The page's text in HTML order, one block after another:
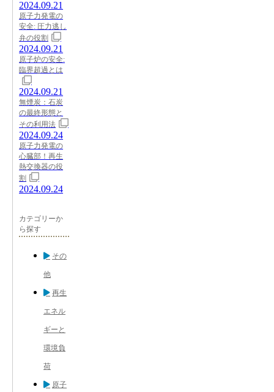
2024.09.21
原子力発電の
安全: 圧力逃し
弁の役割
2024.09.21
原子炉の安全:
臨界超過とは
2024.09.21
無煙炭：石炭
の最終形態と
その利用法
2024.09.24
原子力発電の
心臓部！再生
熱交換器の役
割
2024.09.24
カテゴリーか
ら探す
その
他
再生
エネル
ギーと
環境負
荷
原子